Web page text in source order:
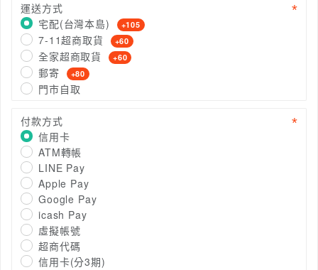
運送方式
宅配(台灣本島)
+105
7-11超商取貨 +60
全家超商取貨 +60
郵寄 +80
門市自取
付款方式
信用卡
ATM轉帳
LINE Pay
Apple Pay
Google Pay
icash Pay
虛擬帳號
超商代碼
信用卡(分3期)